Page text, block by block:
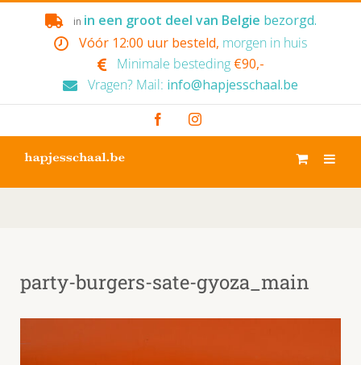
in in een groot deel van Belgie bezorgd.
Vóór 12:00 uur besteld, morgen in huis
Minimale besteding €90,-
Vragen? Mail: info@hapjesschaal.be
FacebookInstagram
party-burgers-sate-gyoza_main